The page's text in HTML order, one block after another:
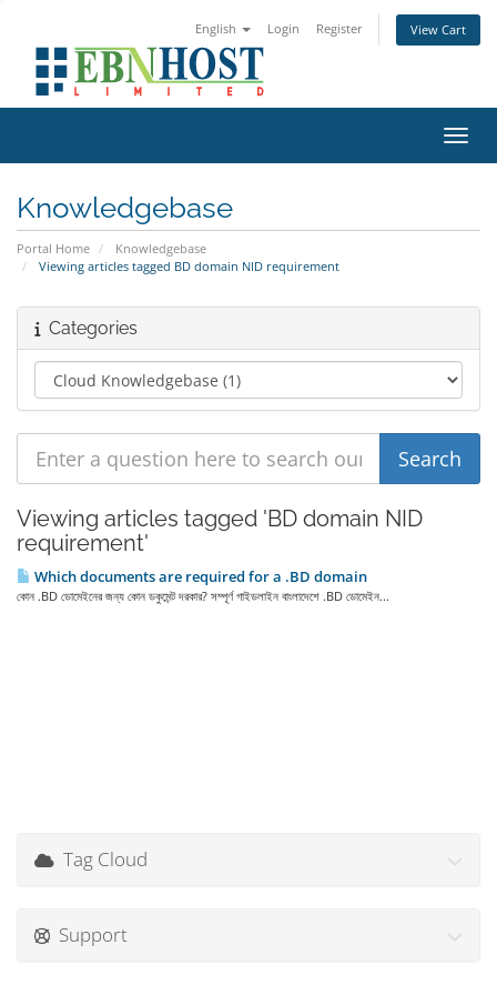
English Login Register View Cart
Knowledgebase
Portal Home
Knowledgebase
Viewing articles tagged BD domain NID requirement
Categories
Viewing articles tagged 'BD domain NID
requirement'
Which documents are required for a .BD domain
কোন .BD ডোমেইনের জন্য কোন ডকুমেন্ট দরকার? সম্পূর্ণ গাইডলাইন বাংলাদেশে .BD ডোমেইন...
Tag Cloud
Support